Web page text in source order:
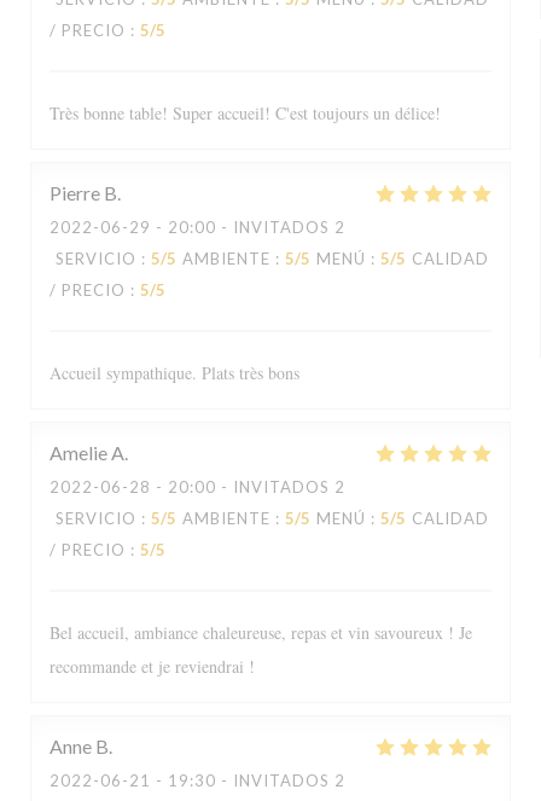
/ PRECIO : 5/5
Très bonne table! Super accueil! C'est toujours un délice!
Pierre B
2022-06-29 - 20:00 - INVITADOS 2
SERVICIO : 5/5 AMBIENTE : 5/5 MENÚ : 5/5 CALIDAD
/ PRECIO : 5/5
Accueil sympathique. Plats très bons
AmelieA
2022-06-28 - 20:00 - INVITADOS 2
SERVICIO : 5/5 AMBIENTE : 5/5 MENÚ : 5/5 CALIDAD
/ PRECIO : 5/5
Bel accueil, ambiance chaleureuse, repas et vin savoureux ! Je
recommande et je reviendrai !
Anne B
2022-06-21 - 19:30 - INVITADOS 2